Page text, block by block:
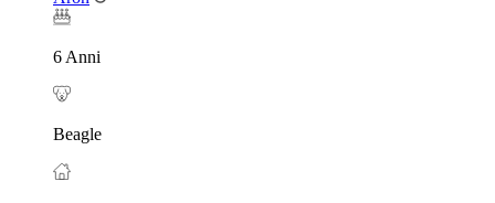
6 Anni
Beagle